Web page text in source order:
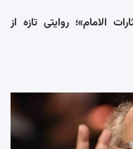
الامام»؛ روایتی تازه از